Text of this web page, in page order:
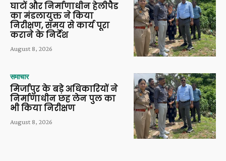
घाटों और निर्माणाधीन हेलीपैड
का मंडलायुक्त ने किया
निरीक्षण, समय से कार्य पूरा
कराने के निर्देश
August 8, 2026
समाचार
मिर्जापुर के बड़े अधिकारियों ने
निर्माणाधीन छह लेन पुल का
भी किया निरीक्षण
August 8, 2026